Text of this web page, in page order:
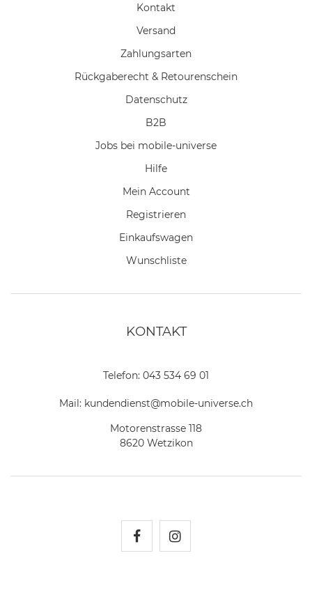
Kontakt
Versand
Zahlungsarten
Rückgaberecht & Retourenschein
Datenschutz
B2B
Jobs bei mobile-universe
Hilfe
Mein Account
Registrieren
Einkaufswagen
Wunschliste
KONTAKT
Telefon: 043 534 69 01
Mail: kundendienst@mobile-universe.ch
Motorenstrasse 118
8620 Wetzikon